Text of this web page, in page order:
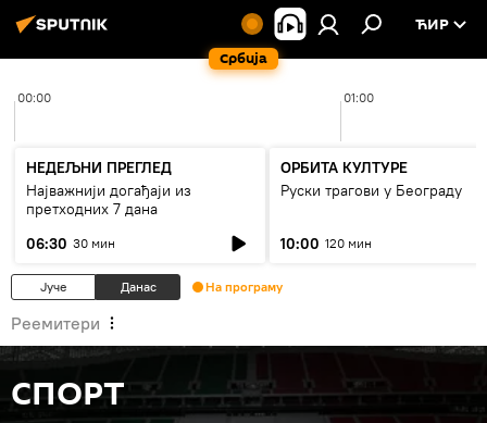
Србија
ЋИР
00:00 01:00
НЕДЕЉНИ ПРЕГЛЕД
Најважнији догађаји из
претходних 7 дана
06:30 30 мин
ОРБИТА КУЛТУРЕ
Руски трагови у Београду
10:00 120 мин
Јуче Данас На програму
Реемитери
СПОРТ